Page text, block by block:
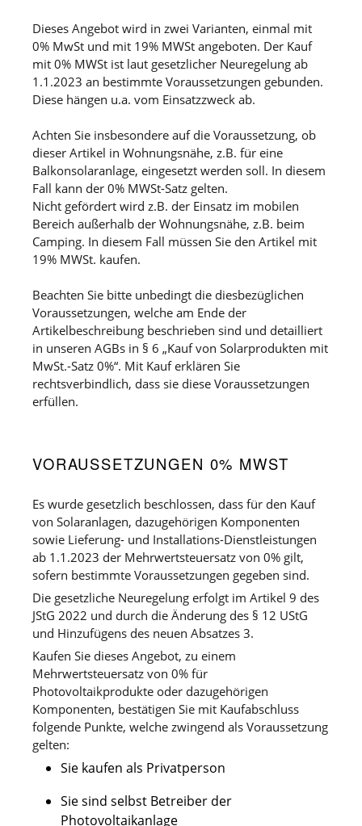
Dieses Angebot wird in zwei Varianten, einmal mit
0% MwSt und mit 19% MWSt angeboten. Der Kauf
mit 0% MWSt ist laut gesetzlicher Neuregelung ab
1.1.2023 an bestimmte Voraussetzungen gebunden.
Diese hängen u.a. vom Einsatzzweck ab.
Achten Sie insbesondere auf die Voraussetzung, ob
dieser Artikel in Wohnungsnähe, z.B. für eine
Balkonsolaranlage, eingesetzt werden soll. In diesem
Fall kann der 0% MWSt-Satz gelten.
Nicht gefördert wird z.B. der Einsatz im mobilen
Bereich außerhalb der Wohnungsnähe, z.B. beim
Camping. In diesem Fall müssen Sie den Artikel mit
19% MWSt. kaufen.
Beachten Sie bitte unbedingt die diesbezüglichen
Voraussetzungen, welche am Ende der
Artikelbeschreibung beschrieben sind und detailliert
in unseren AGBs in § 6 „Kauf von Solarprodukten mit
MwSt.-Satz 0%“. Mit Kauf erklären Sie
rechtsverbindlich, dass sie diese Voraussetzungen
erfüllen.
VORAUSSETZUNGEN 0% MWST
Es wurde gesetzlich beschlossen, dass für den Kauf
von Solaranlagen, dazugehörigen Komponenten
sowie Lieferung- und Installations-Dienstleistungen
ab 1.1.2023 der Mehrwertsteuersatz von 0% gilt,
sofern bestimmte Voraussetzungen gegeben sind.
Die gesetzliche Neuregelung erfolgt im Artikel 9 des
JStG 2022 und durch die Änderung des § 12 UStG
und Hinzufügens des neuen Absatzes 3.
Kaufen Sie dieses Angebot, zu einem
Mehrwertsteuersatz von 0% für
Photovoltaikprodukte oder dazugehörigen
Komponenten, bestätigen Sie mit Kaufabschluss
folgende Punkte, welche zwingend als Voraussetzung
gelten:
Sie kaufen als Privatperson
Sie sind selbst Betreiber der
Photovoltaikanlage